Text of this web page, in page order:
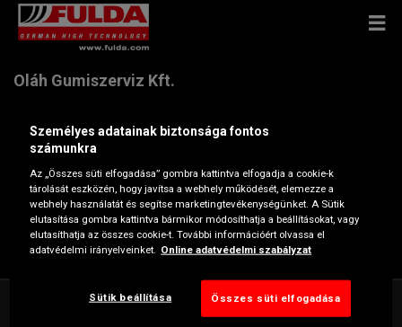
Oláh Gumiszerviz Kft.
Közraktár u. 12 , 7623 Pécs
Útvonaltervezés
A márkakereskedő webhelye
* Ezen a webhelyen csak tájékoztató jellegű általános információ szerepel.
Ez az információ semmiféle kötelezettséget nem jelent, nem mindenre
Személyes adatainak biztonsága fontos
számunkra
Az „Összes süti elfogadása” gombra kattintva elfogadja a cookie-k
tárolását eszközén, hogy javítsa a webhely működését, elemezze a
webhely használatát és segítse marketingtevékenységünket. A Sütik
elutasítása gombra kattintva bármikor módosíthatja a beállításokat, vagy
elutasíthatja az összes cookie-t. További információért olvassa el
adatvédelmi irányelveinket. Online adatvédelmi szabályzat
Sütik beállítása Összes süti elfogadása